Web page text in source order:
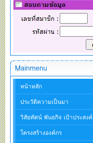
Mainmenu
หน้าหลัก
ประวัติความเป็นมา
วิสัยทัศน์ พันธกิจ เป้าประสงค์
โครงสร้างองค์กร